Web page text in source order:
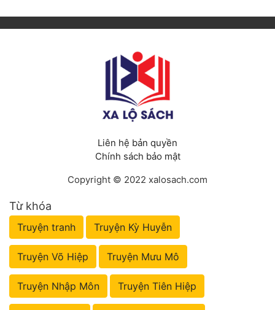
Liên hệ bản quyền
Chính sách bảo mật
Copyright © 2022 xalosach.com
Từ khóa
Truyện tranh Truyện Kỳ Huyễn
Truyện Võ Hiệp Truyện Mưu Mô
Truyện Nhập Môn Truyện Tiên Hiệp